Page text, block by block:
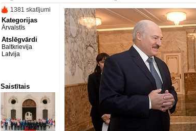
1381 skatījumi
Kategorijas
Ārvalstīs
Atslēgvārdi
Baltkrievija
Latvija
Saistītais